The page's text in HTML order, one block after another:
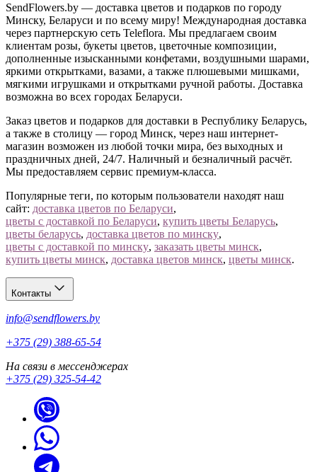
SendFlowers.by — доставка цветов и подарков по городу
Минску, Беларуси и по всему миру! Международная доставка
через партнерскую сеть Teleflora. Мы предлагаем своим
клиентам розы, букеты цветов, цветочные композиции,
дополненные изысканными конфетами, воздушными шарами,
яркими открытками, вазами, а также плюшевыми мишками,
мягкими игрушками и открытками ручной работы. Доставка
возможна во всех городах Беларуси.
Заказ цветов и подарков для доставки в Республику Беларусь,
а также в столицу — город Минск, через наш интернет-
магазин возможен из любой точки мира, без выходных и
праздничных дней, 24/7. Наличный и безналичный расчёт.
Мы предоставляем сервис премиум-класса.
Популярные теги, по которым пользователи находят наш
сайт: доставка цветов по Беларуси,
цветы с доставкой по Беларуси, купить цветы Беларусь,
цветы беларусь, доставка цветов по минску,
цветы с доставкой по минску, заказать цветы минск,
купить цветы минск, доставка цветов минск, цветы минск.
Контакты
info@sendflowers.by
+375 (29) 388-65-54
На связи в мессенджерах
+375 (29) 325-54-42